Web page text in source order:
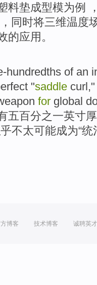
料垫成型模为例
，同时将三维温度
的应用。
hundredths of an
"saddle curl
for global
五百分之一英寸厚
不太可能成为“
博客 技术博客 诚聘英才